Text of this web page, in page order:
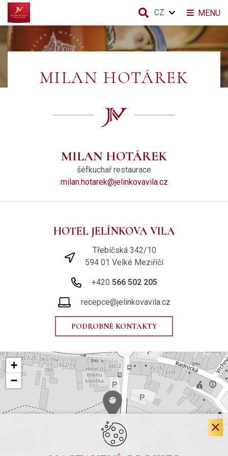
MILAN HOTÁREK
MILAN HOTÁREK
šéfkuchař restaurace
milan.hotarek@jelinkovavila.cz
HOTEL JELÍNKOVA VILA
Třebíčská 342/10
594 01 Velké Meziříčí
+420 566 502 205
recepce@jelinkovavila.cz
PODROBNÉ KONTAKTY
+
−
MENU
CZ